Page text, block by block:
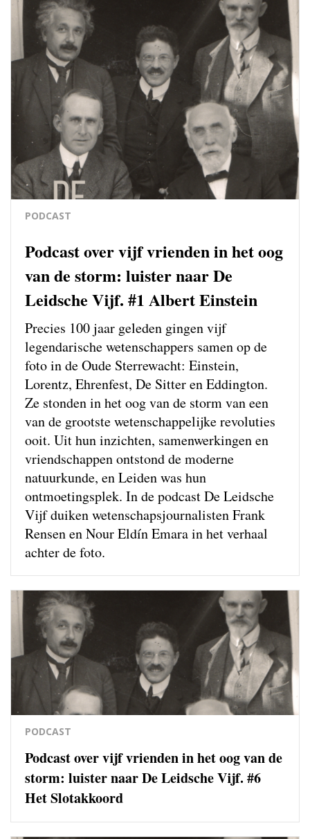
PODCAST
Podcast over vijf vrienden in het oog
van de storm: luister naar De
Leidsche Vijf. #1 Albert Einstein
Precies 100 jaar geleden gingen vijf
legendarische wetenschappers samen op de
foto in de Oude Sterrewacht: Einstein,
Lorentz, Ehrenfest, De Sitter en Eddington.
Ze stonden in het oog van de storm van een
van de grootste wetenschappelijke revoluties
ooit. Uit hun inzichten, samenwerkingen en
vriendschappen ontstond de moderne
natuurkunde, en Leiden was hun
ontmoetingsplek. In de podcast De Leidsche
Vijf duiken wetenschapsjournalisten Frank
Rensen en Nour Eldín Emara in het verhaal
achter de foto.
PODCAST
Podcast over vijf vrienden in het oog van de
storm: luister naar De Leidsche Vijf. #6
Het Slotakkoord